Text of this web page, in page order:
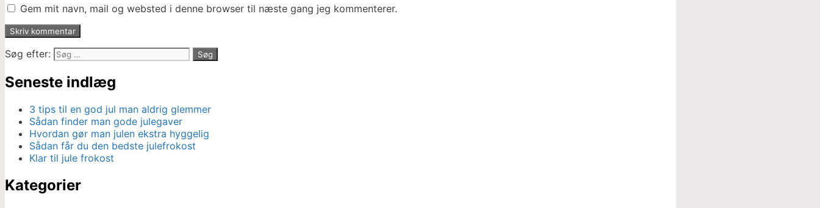
Gem mit navn, mail og websted i denne browser til næste gang jeg kommenterer.
Søg efter:
Seneste indlæg
3 tips til en god jul man aldrig glemmer
Sådan finder man gode julegaver
Hvordan gør man julen ekstra hyggelig
Sådan får du den bedste julefrokost
Klar til jule frokost
Kategorier